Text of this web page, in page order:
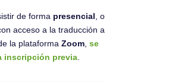
de forma presencial , o
acceso a la traducción a
la plataforma Zoom se
inscripción previa